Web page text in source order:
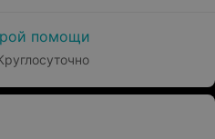
помощи